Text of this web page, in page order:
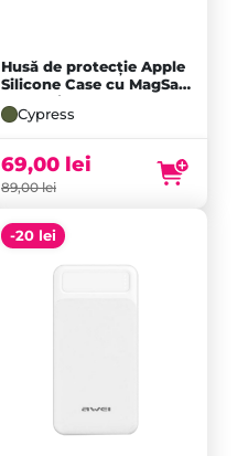
Husă de protecție Apple
Silicone Case cu MagSafe
pentru iPhone 15 Plus,
Cypress
Cypress
89,00lei
69,00 lei
-20 lei